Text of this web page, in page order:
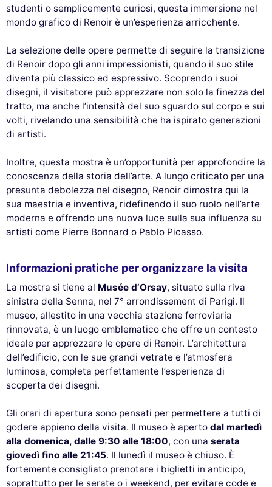
studenti o semplicemente curiosi, questa immersione nel
mondo grafico di Renoir è un’esperienza arricchente.
La selezione delle opere permette di seguire la transizione
di Renoir dopo gli anni impressionisti, quando il suo stile
diventa più classico ed espressivo. Scoprendo i suoi
disegni, il visitatore può apprezzare non solo la finezza del
tratto, ma anche l’intensità del suo sguardo sul corpo e sui
volti, rivelando una sensibilità che ha ispirato generazioni
di artisti.
Inoltre, questa mostra è un’opportunità per approfondire la
conoscenza della storia dell’arte. A lungo criticato per una
presunta debolezza nel disegno, Renoir dimostra qui la
sua maestria e inventiva, ridefinendo il suo ruolo nell’arte
moderna e offrendo una nuova luce sulla sua influenza su
artisti come Pierre Bonnard o Pablo Picasso.
Informazioni pratiche per organizzare la visita
La mostra si tiene al Musée d’Orsay, situato sulla riva
sinistra della Senna, nel 7° arrondissement di Parigi. Il
museo, allestito in una vecchia stazione ferroviaria
rinnovata, è un luogo emblematico che offre un contesto
ideale per apprezzare le opere di Renoir. L’architettura
dell’edificio, con le sue grandi vetrate e l’atmosfera
luminosa, completa perfettamente l’esperienza di
scoperta dei disegni.
Gli orari di apertura sono pensati per permettere a tutti di
godere appieno della visita. Il museo è aperto dal martedì
alla domenica, dalle 9:30 alle 18:00, con una serata
giovedì fino alle 21:45. Il lunedì il museo è chiuso. È
fortemente consigliato prenotare i biglietti in anticipo,
soprattutto per le serate o i weekend, per evitare code e